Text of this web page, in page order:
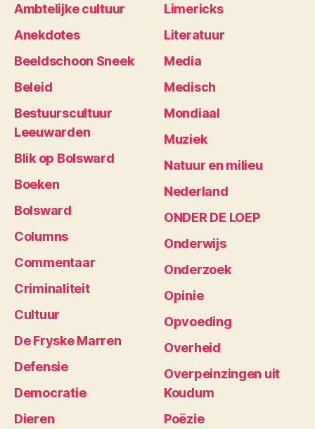
Ambtelijke cultuur
Anekdotes
Beeldschoon Sneek
Beleid
Bestuurscultuur
Leeuwarden
Blik op Bolsward
Boeken
Bolsward
Columns
Commentaar
Criminaliteit
Cultuur
De Fryske Marren
Defensie
Democratie
Dieren
Limericks
Literatuur
Media
Medisch
Mondiaal
Muziek
Natuur en milieu
Nederland
ONDER DE LOEP
Onderwijs
Onderzoek
Opinie
Opvoeding
Overheid
Overpeinzingen uit
Koudum
Poëzie